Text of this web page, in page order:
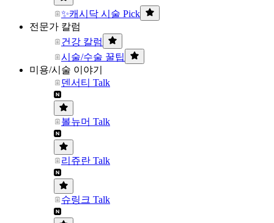
✨캐시닥 시술 Pick
전문가 칼럼
건강 칼럼
시술/수술 꿀팁
미용/시술 이야기
덴서티 Talk
볼뉴머 Talk
리쥬란 Talk
슈링크 Talk